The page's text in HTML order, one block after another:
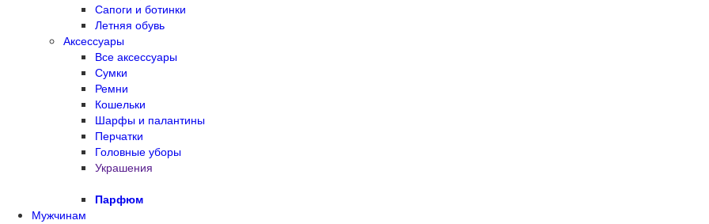
Сапоги и ботинки
Летняя обувь
Аксессуары
Все аксессуары
Сумки
Ремни
Кошельки
Шарфы и палантины
Перчатки
Головные уборы
Украшения
Парфюм
Мужчинам